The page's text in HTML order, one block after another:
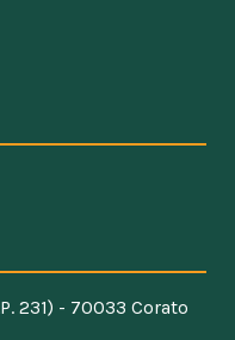
231) - 70033 Corato